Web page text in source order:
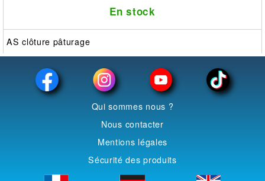
En stock
AS clôture pâturage
Qui sommes nous ?
Nous contacter
Mentions légales
Sécurité des produits